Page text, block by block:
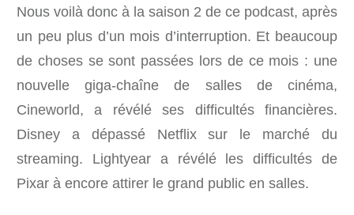
Nous voilà donc à la saison 2 de ce podcast, après
un peu plus d’un mois d’interruption. Et beaucoup
de choses se sont passées lors de ce mois : une
nouvelle giga-chaîne de salles de cinéma,
Cineworld, a révélé ses difficultés financières.
Disney a dépassé Netflix sur le marché du
streaming. Lightyear a révélé les difficultés de
Pixar à encore attirer le grand public en salles.